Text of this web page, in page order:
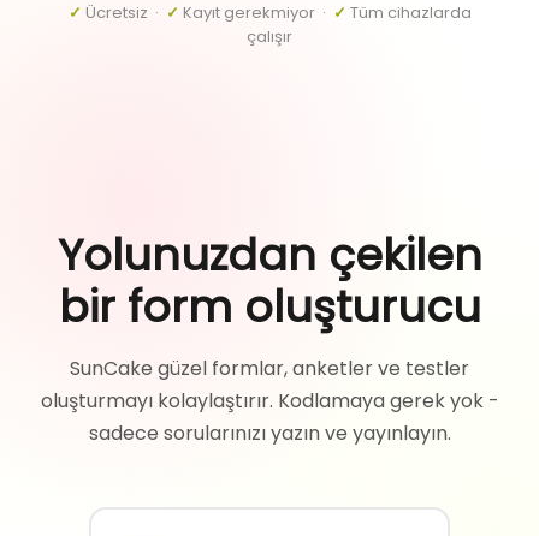
✓ Ücretsiz · ✓ Kayıt gerekmiyor · ✓ Tüm cihazlarda
çalışır
Yolunuzdan çekilen
bir form oluşturucu
SunCake güzel formlar, anketler ve testler
oluşturmayı kolaylaştırır. Kodlamaya gerek yok -
sadece sorularınızı yazın ve yayınlayın.